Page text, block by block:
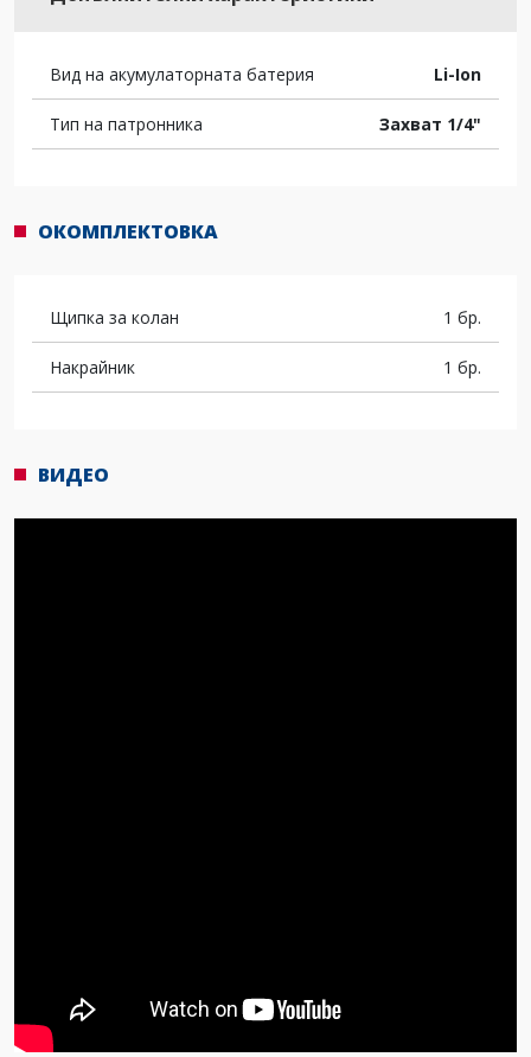
Вид на акумулаторната батерия Li-Ion
Тип на патронника Захват 1/4"
ОКОМПЛЕКТОВКА
Щипка за колан 1 бр.
Накрайник 1 бр.
ВИДЕО